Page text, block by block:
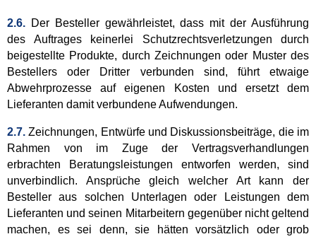
2.6. Der Besteller gewährleistet, dass mit der Ausführung
des Auftrages keinerlei Schutzrechtsverletzungen durch
beigestellte Produkte, durch Zeichnungen oder Muster des
Bestellers oder Dritter verbunden sind, führt etwaige
Abwehrprozesse auf eigenen Kosten und ersetzt dem
Lieferanten damit verbundene Aufwendungen.
2.7.Zeichnungen, Entwürfe und Diskussionsbeiträge, die im
Rahmen von im Zuge der Vertragsverhandlungen
erbrachten Beratungsleistungen entworfen werden, sind
unverbindlich. Ansprüche gleich welcher Art kann der
Besteller aus solchen Unterlagen oder Leistungen dem
Lieferanten und seinen Mitarbeitern gegenüber nicht geltend
machen, es sei denn, sie hätten vorsätzlich oder grob